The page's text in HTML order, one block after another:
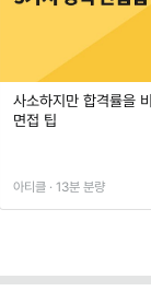
사소하지만 합격률을
면접 팁
아티클 · 13분 분량